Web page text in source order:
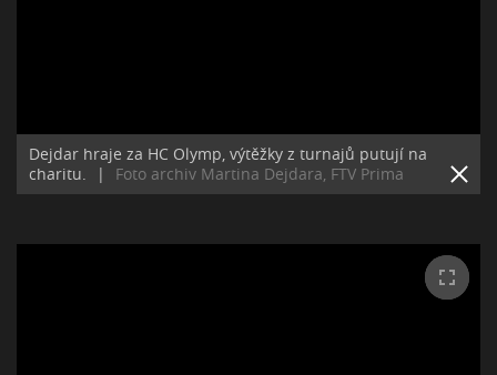
Dejdar hraje za HC Olymp, výtěžky z turnajů putují na
charitu.
| Foto archiv Martina Dejdara, FTV Prima